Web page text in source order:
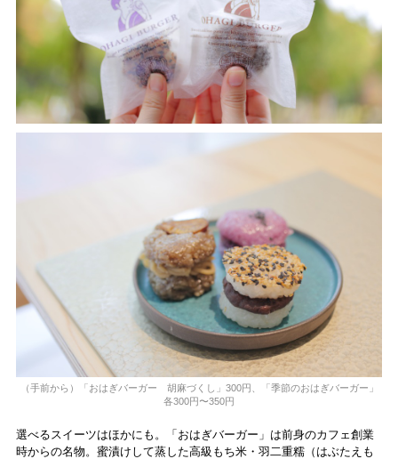
（手前から）「おはぎバーガー 胡麻づくし」300円、「季節のおはぎバーガー」
各300円〜350円
選べるスイーツはほかにも。「おはぎバーガー」は前身のカフェ創業
時からの名物。蜜漬けして蒸した高級もち米・羽二重糯（はぶたえも